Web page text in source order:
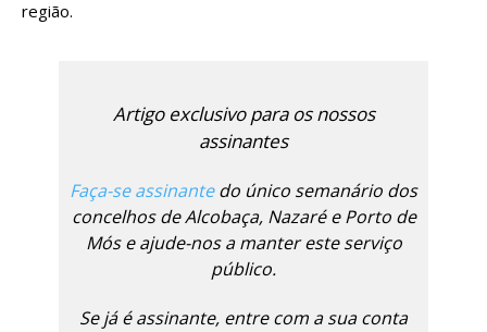
região.
Artigo exclusivo para os nossos
assinantes
Faça-se assinantedo único semanário dos
concelhos de Alcobaça, Nazaré e Porto de
Mós e ajude-nos a manter este serviço
público.
Se já é assinante, entre com a sua conta